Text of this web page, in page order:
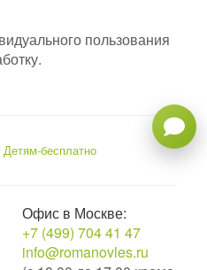
пользования
Детям-бесплатно
Офис в Москве:
+7 (499) 704 41 47
info@romanovles.ru